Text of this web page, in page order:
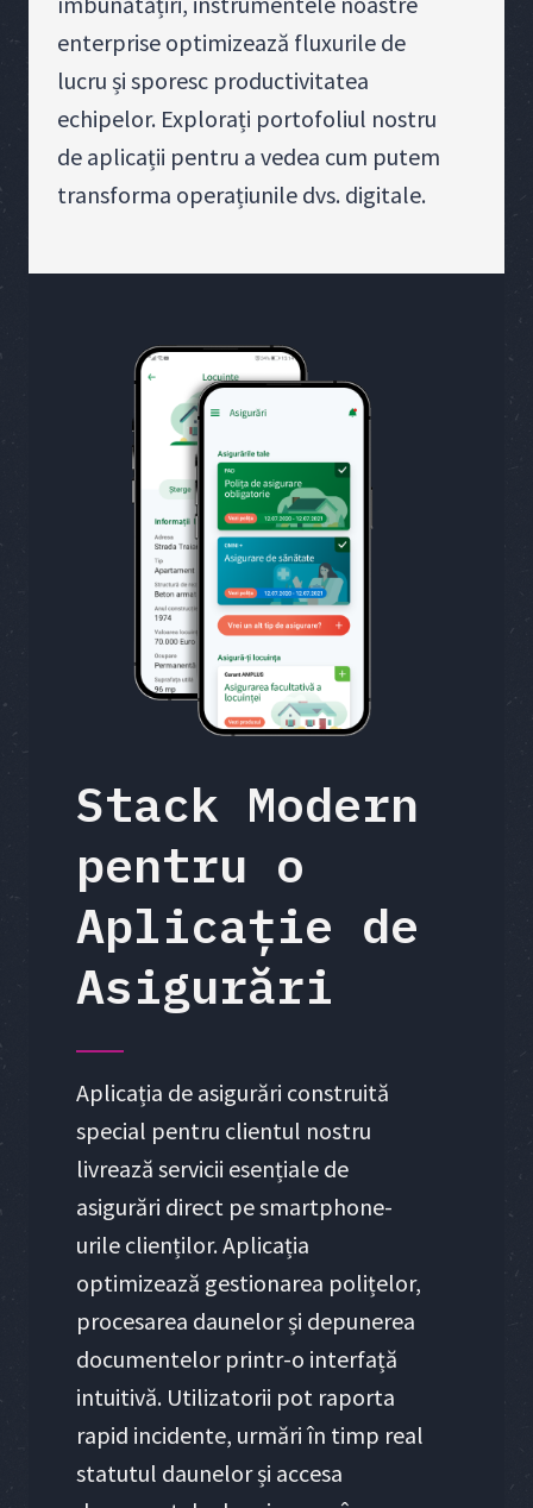
enterprise optimizează fluxurile de
lucru și sporesc productivitatea
echipelor. Explorați portofoliul nostru
de aplicații pentru a vedea cum putem
transforma operațiunile dvs. digitale.
Stack Modern
pentru o
Aplicație de
Asigurări
Aplicația de asigurări construită
special pentru clientul nostru
livrează servicii esențiale de
asigurări direct pe smartphone-
urile clienților. Aplicația
optimizează gestionarea polițelor,
procesarea daunelor și depunerea
documentelor printr-o interfață
intuitivă. Utilizatorii pot raporta
rapid incidente, urmări în timp real
statutul daunelor și accesa